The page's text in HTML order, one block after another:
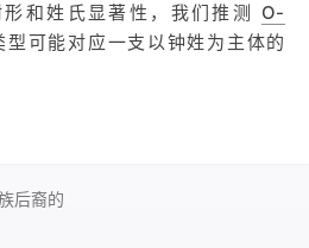
和姓氏显著性，我们推测 O-
型可能对应一支以钟姓为主体的
后裔的